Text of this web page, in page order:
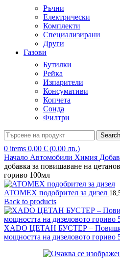
Ръчни
Електрически
Комплекти
Специализирани
Други
Газови
Бутилки
Рейка
Изпарители
Консумативи
Копчета
Сонда
Филтри
Search
0 items 0,00 € (0.00 лв.)
Начало Автомобили Химия
добавка за повишаване на
гориво 100мл
ATOMEX подобрител за дизел
Back to products
XADO ЦЕТАН БУСТЕР –
мощността на дизеловото гориво